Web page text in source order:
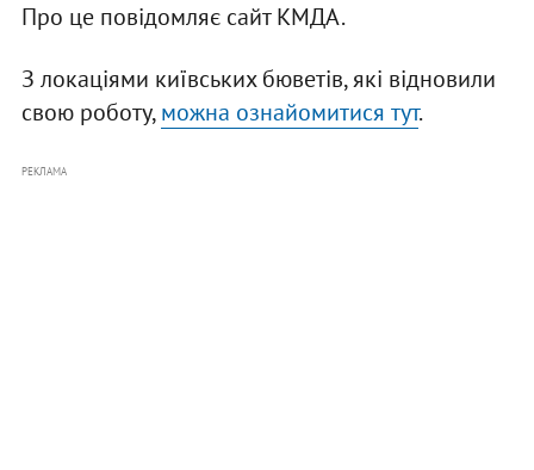
Про це повідомляє сайт КМДА.
З локаціями київських бюветів, які відновили
свою роботу,можна ознайомитися тут.
РЕКЛАМА